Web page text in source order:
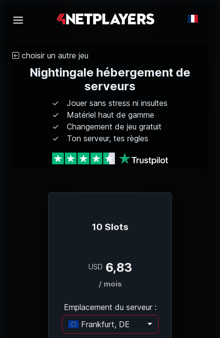
choisir un autre jeu
Nightingale hébergement de
serveurs
Jouer sans stress ni insultes
Matériel haut de gamme
Changement de jeu gratuit
Ton serveur, tes règles
10 Slots
USD 6,83
/ mois
Emplacement du serveur :
Frankfurt, DE
Chargement..